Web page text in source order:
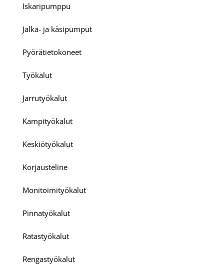
Iskaripumppu
Jalka- ja käsipumput
Pyörätietokoneet
Työkalut
Jarrutyökalut
Kampityökalut
Keskiötyökalut
Korjausteline
Monitoimityökalut
Pinnatyökalut
Ratastyökalut
Rengastyökalut